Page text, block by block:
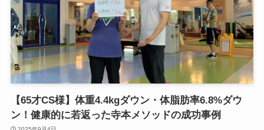
【65才CS様】体重4.4kgダウン・体脂肪率6.8%ダウ
ン！健康的に若返った寺本メソッドの成功事例